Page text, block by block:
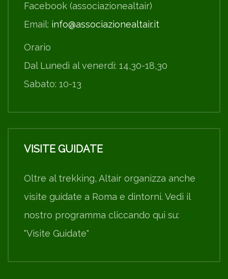
Facebook (associazionealtair)
Email: info@associazionealtair.it
Orario
Dal Lunedì al venerdì: 14,30-18,30
Sabato: 10-13
VISITE GUIDATE
Oltre al trekking, Altair organizza anche
visite guidate a Roma e dintorni. Vedi il
nostro programma cliccando qui su:
"Visite Guidate"